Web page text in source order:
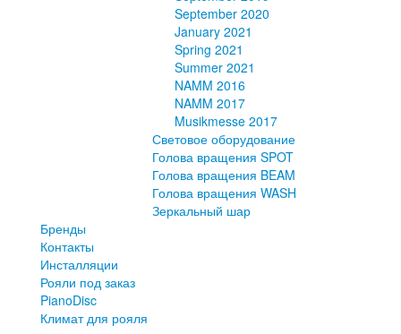
September 2020
January 2021
Spring 2021
Summer 2021
NAMM 2016
NAMM 2017
Musikmesse 2017
Световое оборудование
Голова вращения SPOT
Голова вращения BEAM
Голова вращения WASH
Зеркальный шар
Бренды
Контакты
Инсталляции
Рояли под заказ
PianoDisc
Климат для рояля